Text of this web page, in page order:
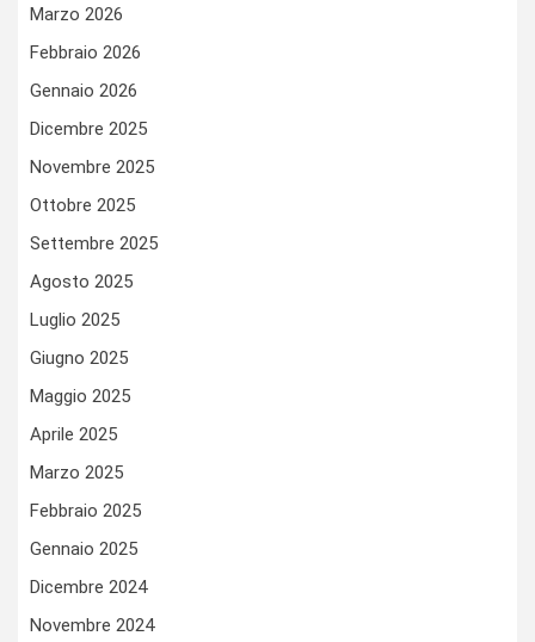
Marzo 2026
Febbraio 2026
Gennaio 2026
Dicembre 2025
Novembre 2025
Ottobre 2025
Settembre 2025
Agosto 2025
Luglio 2025
Giugno 2025
Maggio 2025
Aprile 2025
Marzo 2025
Febbraio 2025
Gennaio 2025
Dicembre 2024
Novembre 2024